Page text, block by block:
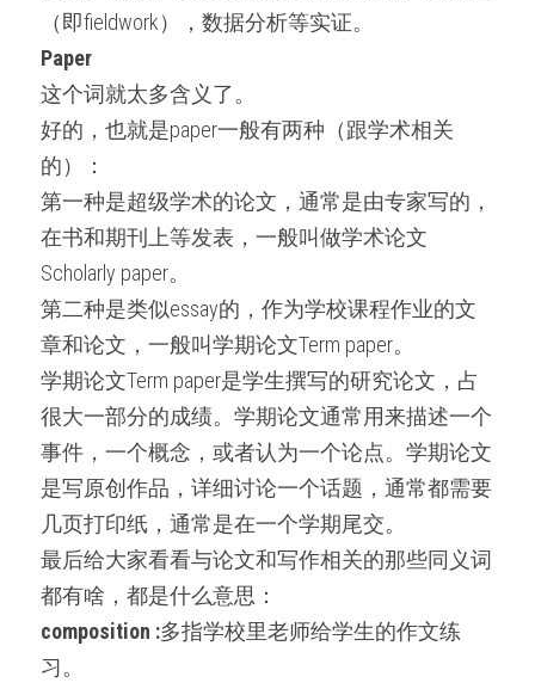
（即fieldwork），数据分析等实证。
Paper‍
这个词就太多含义了。
好的，也就是paper一般有两种（跟学术相关
的）：
第一种是超级学术的论文，通常是由专家写的，
在书和期刊上等发表，一般叫做学术论文
Scholarly paper。
第二种是类似essay的，作为学校课程作业的文
章和论文，一般叫学期论文Term paper。
学期论文Term paper是学生撰写的研究论文，占
很大一部分的成绩。学期论文通常用来描述一个
事件，一个概念，或者认为一个论点。学期论文
是写原创作品，详细讨论一个话题，通常都需要
几页打印纸，通常是在一个学期尾交。
最后给大家看看与论文和写作相关的那些同义词
都有啥，都是什么意思：
composition :多指学校里老师给学生的作文练
习。